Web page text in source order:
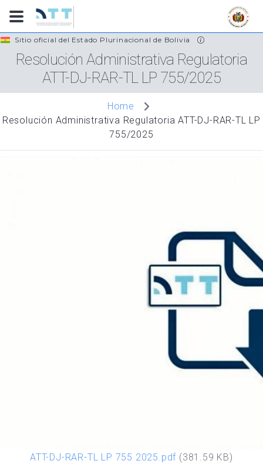
Skip
to
main
content
Sitio oficial del Estado Plurinacional de Bolivia
Resolución Administrativa Regulatoria
ATT-DJ-RAR-TL LP 755/2025
Home
Resolución Administrativa Regulatoria ATT-DJ-RAR-TL LP
755/2025
ATT-DJ-RAR-TL LP 755 2025.pdf (381.59 KB)